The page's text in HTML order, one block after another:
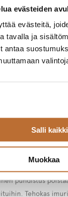
evästeiden
evästeitä,
tavalla ja
antaa
Salli kaikki
Muokkaa
tai vaurioiden
tai
ja päivityksen.
tekstiilin ja
asentaa
irrotettavasti.
sekä
ja
laminaattilattialla
puhdistus
Tehokas